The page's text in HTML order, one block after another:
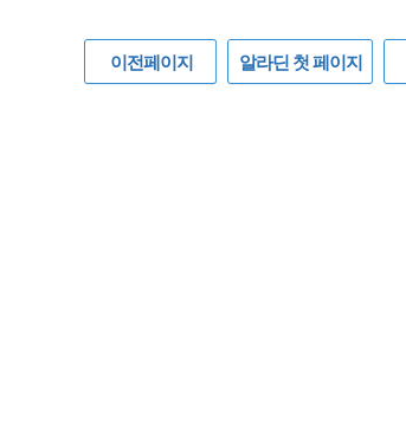
이전페이지 알라딘 첫 페이지